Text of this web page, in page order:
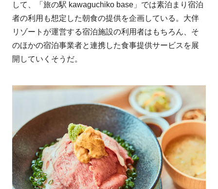
して、「旅の駅 kawaguchiko base」では素泊まり宿泊
者の利用も想定した朝食の提供を企画している。大伴
リゾートが運営する宿泊施設の利用者はもちろん、そ
のほかの宿泊事業者と連携した食事提供サービスを展
開していくそうだ。